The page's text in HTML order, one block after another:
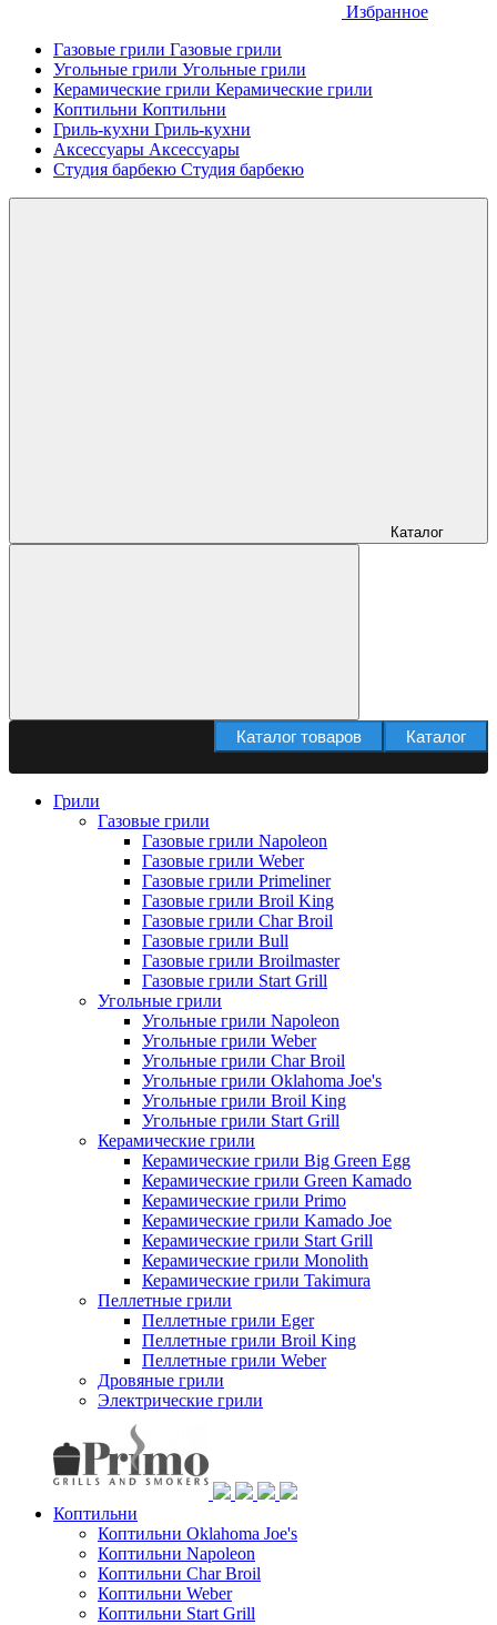
Избранное
Газовые грили Газовые грили
Угольные грили Угольные грили
Керамические грили Керамические грили
Коптильни Коптильни
Гриль-кухни Гриль-кухни
Аксессуары Аксессуары
Студия барбекю Студия барбекю
Каталог
Каталог
Каталог товаров
Грили
Газовые грили
Газовые грили Napoleon
Газовые грили Weber
Газовые грили Primeliner
Газовые грили Broil King
Газовые грили Char Broil
Газовые грили Bull
Газовые грили Broilmaster
Газовые грили Start Grill
Угольные грили
Угольные грили Napoleon
Угольные грили Weber
Угольные грили Char Broil
Угольные грили Oklahoma Joe's
Угольные грили Broil King
Угольные грили Start Grill
Керамические грили
Керамические грили Big Green Egg
Керамические грили Green Kamado
Керамические грили Primo
Керамические грили Kamado Joe
Керамические грили Start Grill
Керамические грили Monolith
Керамические грили Takimura
Пеллетные грили
Пеллетные грили Eger
Пеллетные грили Broil King
Пеллетные грили Weber
Дровяные грили
Электрические грили
Коптильни
Коптильни Oklahoma Joe's
Коптильни Napoleon
Коптильни Char Broil
Коптильни Weber
Коптильни Start Grill